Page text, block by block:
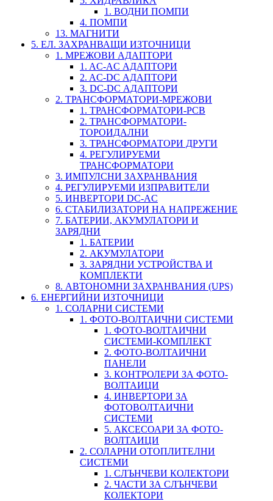
1. ВОДНИ ПОМПИ
4. ПОМПИ
13. МАГНИТИ
5. ЕЛ. ЗАХРАНВАЩИ ИЗТОЧНИЦИ
1. МРЕЖОВИ АДАПТОРИ
1. AC-AC АДАПТОРИ
2. AC-DC АДАПТОРИ
3. DC-DC АДАПТОРИ
2. ТРАНСФОРМАТОРИ-МРЕЖОВИ
1. ТРАНСФОРМАТОРИ-PCB
2. ТРАНСФОРМАТОРИ-
ТОРОИДАЛНИ
3. ТРАНСФОРМАТОРИ ДРУГИ
4. РЕГУЛИРУЕМИ
ТРАНСФОРМАТОРИ
3. ИМПУЛСНИ ЗАХРАНВАНИЯ
4. РЕГУЛИРУЕМИ ИЗПРАВИТЕЛИ
5. ИНВЕРТОРИ DC-AC
6. СТАБИЛИЗАТОРИ НА НАПРЕЖЕНИЕ
7. БАТЕРИИ, АКУМУЛАТОРИ И
ЗАРЯДНИ
1. БАТЕРИИ
2. АКУМУЛАТОРИ
3. ЗАРЯДНИ УСТРОЙСТВА И
КОМПЛЕКТИ
8. АВТОНОМНИ ЗАХРАНВАНИЯ (UPS)
6. ЕНЕРГИЙНИ ИЗТОЧНИЦИ
1. СОЛАРНИ СИСТЕМИ
1. ФОТО-ВОЛТАИЧНИ СИСТЕМИ
1. ФОТО-ВОЛТАИЧНИ
СИСТЕМИ-КОМПЛЕКТ
2. ФОТО-ВОЛТАИЧНИ
ПАНЕЛИ
3. КОНТРОЛЕРИ ЗА ФОТО-
ВОЛТАИЦИ
4. ИНВЕРТОРИ ЗА
ФОТОВОЛТАИЧНИ
СИСТЕМИ
5. АКСЕСОАРИ ЗА ФОТО-
ВОЛТАИЦИ
2. СОЛАРНИ ОТОПЛИТЕЛНИ
СИСТЕМИ
1. СЛЪНЧЕВИ КОЛЕКТОРИ
2. ЧАСТИ ЗА СЛЪНЧЕВИ
КОЛЕКТОРИ